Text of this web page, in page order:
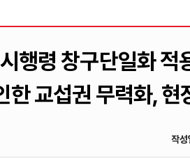
행령 창구단일화 적
한 교섭권 무력화, 현
작성